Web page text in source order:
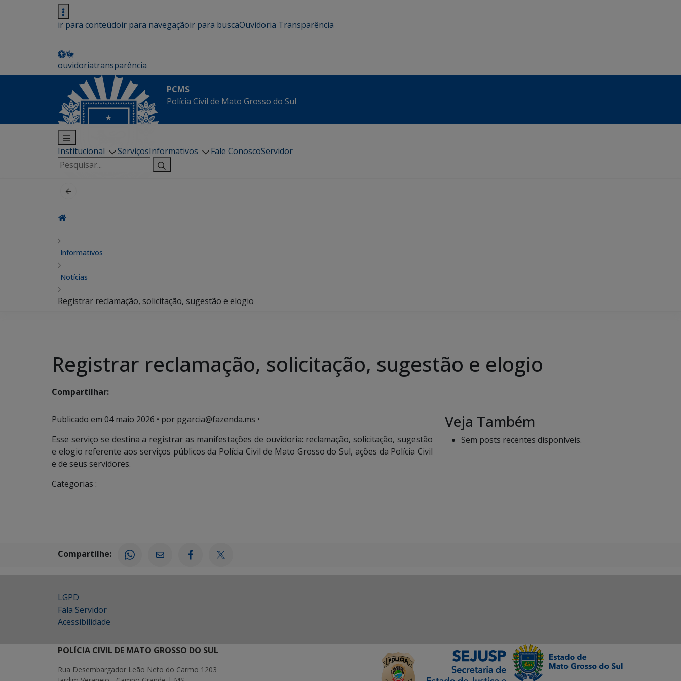
ir para conteúdoir para navegaçãoir para buscaOuvidoria Transparência
ouvidoriatransparência
PCMS
Polícia Civil de Mato Grosso do Sul
Institucional ServiçosInformativos Fale ConoscoServidor
Pesquisar
por:
Informativos
Notícias
Registrar reclamação, solicitação, sugestão e elogio
Registrar reclamação, solicitação, sugestão e elogio
Compartilhar:
Publicado em 04 maio 2026 • por pgarcia@fazenda.ms •
Esse serviço se destina a registrar as manifestações de ouvidoria: reclamação, solicitação, sugestão
e elogio referente aos serviços públicos da Polícia Civil de Mato Grosso do Sul, ações da Polícia Civil
e de seus servidores.
Categorias :
Veja Também
Sem posts recentes disponíveis.
Compartilhe:
LGPD
Fala Servidor
Acessibilidade
POLÍCIA CIVIL DE MATO GROSSO DO SUL
Rua Desembargador Leão Neto do Carmo 1203